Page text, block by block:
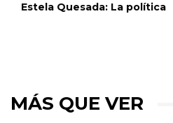
Estela Quesada: La política
MÁS QUE VER